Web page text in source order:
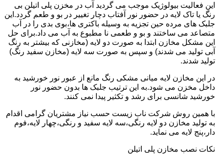
این فعالیت بیولوژیک موجب می گردید آب در مخزن پلی اتیلن بی
رنگ یا تاک لایه در حضور نور آفتاب دچار تغییر در بو و طعم گردد.این
جلبک های مرده حین تجزیه به وسیله باکتری ها،بوی بدی را در آب
متصاعد می ساختند و بو و طعمی نا مطبوع به آب می داد.برای حل
این مشکل مخازن ابتدا به صورت دو لایه (مخازنی که بیشتر به رنگ
آبی تولید می شدند) و سپس به صورت سه لایه (مخازن سفید رنگ)
تولید شدند.
در این مخازن لایه میانی مشکی رنگ مانع از عبور نور خورشید به
داخل مخزن می شود.به این ترتیب جلبک ها بدون حضور نور
خورشید شانسی برای رشد و تکثیر پیدا نمی کنند.
با همین روش شرکت ناب زیست حسب نیاز مشتریان گرامی اقدام
به تولید مخازن دو لایه رنگی،سه لایه سفید و رنگی،چهار لایه،فوم
دار،پنج لایه می نماید.
نکات نصب مخازن پلی اتیلن